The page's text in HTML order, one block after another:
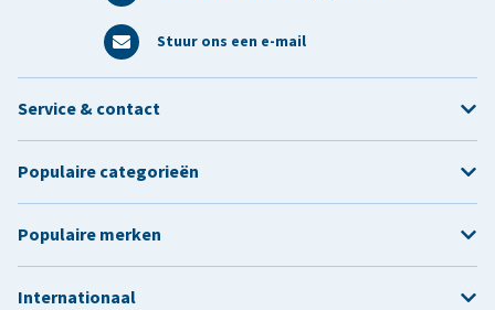
Stuur ons een e-mail
Service & contact
Populaire categorieën
Populaire merken
Internationaal